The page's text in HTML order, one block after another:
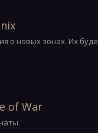
о новых зонах. Их
of War